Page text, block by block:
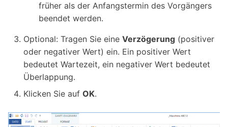
früher als der Anfangstermin des Vorgängers
beendet werden.
Optional: Tragen Sie eine Verzögerung (positiver
oder negativer Wert) ein. Ein positiver Wert
bedeutet Wartezeit, ein negativer Wert bedeutet
Überlappung.
Klicken Sie auf OK.